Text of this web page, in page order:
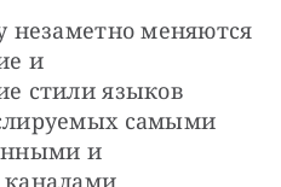
незаметно меняются
и
стили языков
самыми
и
каналами